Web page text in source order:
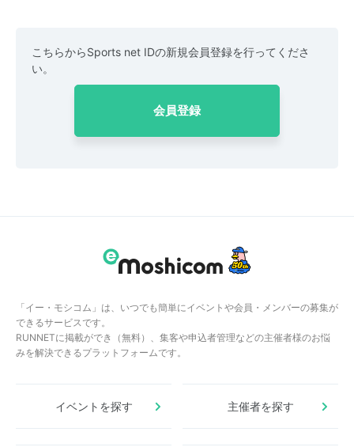
こちらからSports net IDの新規会員登録を行ってくださ
い。
会員登録
「イー・モシコム」は、いつでも簡単にイベントや会員・メンバーの募集が
できるサービスです。
RUNNETに掲載ができ（無料）、集客や申込者管理などの主催者様のお悩
みを解決できるプラットフォームです。
イベントを探す 主催者を探す